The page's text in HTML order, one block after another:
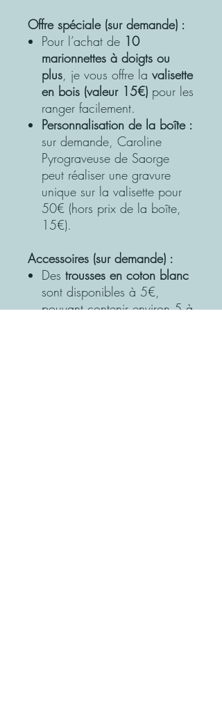
Offre spéciale (sur demande) :
Pour l’achat de 10
marionnettes à doigts ou
plus , je vous offre la valisette
en bois (valeur 15€) pour les
ranger facilement.
Personnalisation de la boîte :
sur demande, Caroline
Pyrograveuse de Saorge
peut réaliser une gravure
unique sur la valisette pour
50€ (hors prix de la boîte,
15€).
Accessoires (sur demande) :
Des trousses en coton blanc
sont disponibles à 5€,
pouvant contenir environ 5 à